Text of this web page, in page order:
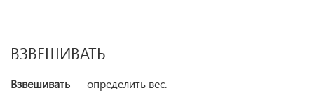
ВЗВЕШИВАТЬ
Взвешивать— определить вес.